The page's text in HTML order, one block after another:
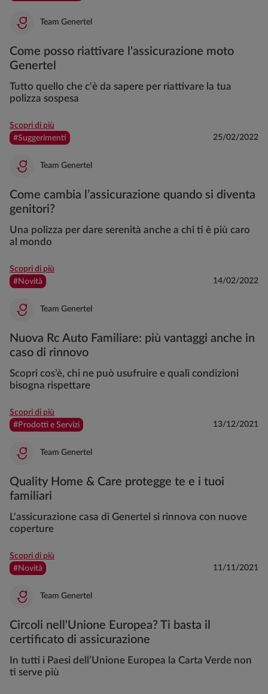
Team Genertel
Come posso riattivare l'assicurazione moto
Genertel
Tutto quello che c'è da sapere per riattivare la tua
polizza sospesa
Scopri di più
#Suggerimenti
25/02/2022
Team Genertel
Come cambia l’assicurazione quando si diventa
genitori?
Una polizza per dare serenità anche a chi ti è più caro
al mondo
Scopri di più
#Novità
14/02/2022
Team Genertel
Nuova Rc Auto Familiare: più vantaggi anche in
caso di rinnovo
Scopri cos’è, chi ne può usufruire e quali condizioni
bisogna rispettare
Scopri di più
#Prodotti e Servizi
13/12/2021
Team Genertel
Quality Home & Care protegge te e i tuoi
familiari
L'assicurazione casa di Genertel si rinnova con nuove
coperture
Scopri di più
#Novità
11/11/2021
Team Genertel
Circoli nell'Unione Europea? Ti basta il
certificato di assicurazione
In tutti i Paesi dell’Unione Europea la Carta Verde non
ti serve più